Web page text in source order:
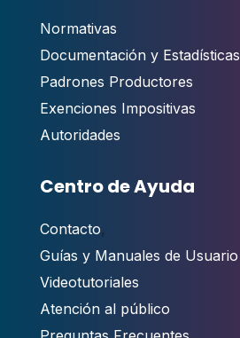
Normativas
Documentación y Estadísticas
Padrones Productores
Exenciones Impositivas
Autoridades
Centro de Ayuda
Contacto,
Guías y Manuales de Usuario
Videotutoriales
Atención al público